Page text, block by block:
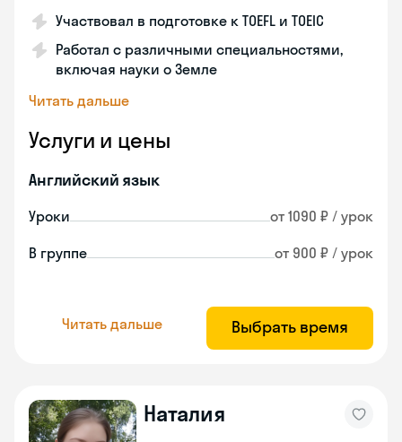
Участвовал в подготовке к TOEFL и TOEIC
Работал с различными специальностями,
включая науки о Земле
Читать дальше
Услуги и цены
Английский язык
Уроки от 1090 ₽ / урок
В группе от 900 ₽ / урок
Читать дальше Выбрать время
Наталия